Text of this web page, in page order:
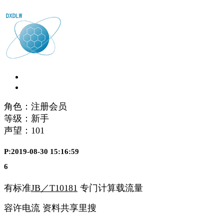
角色：注册会员
等级：新手
声望： 101
P:2019-08-30 15:16:59
6
有标准JB／T10181 专门计算载流量
容许电流 资料共享里搜